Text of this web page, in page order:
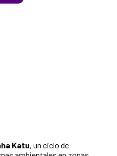
Katu, un ciclo de